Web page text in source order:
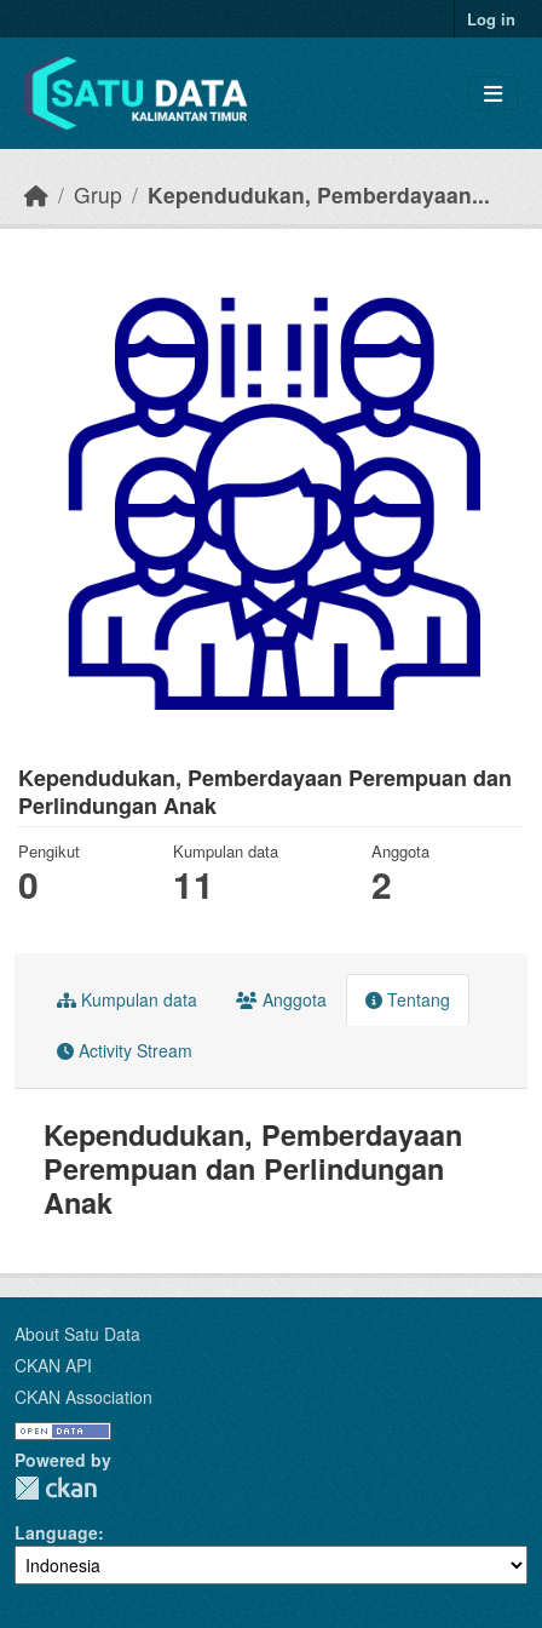
Log in
Grup Kependudukan, Pemberdayaan...
Kependudukan, Pemberdayaan Perempuan dan
Perlindungan Anak
Pengikut
0
Kumpulan data
11
Anggota
2
Kumpulan data Anggota Tentang
Activity Stream
Kependudukan, Pemberdayaan
Perempuan dan Perlindungan
Anak
About Satu Data
CKAN API
CKAN Association
Powered by
Language